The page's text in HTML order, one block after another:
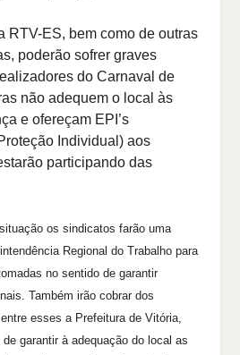
RTV-ES, bem como de outras
poderão sofrer graves
do Carnaval de
não adequem o local às
e ofereçam EPI’s
Individual) aos
participando das
os sindicatos farão uma
Regional do Trabalho para
no sentido de garantir
Também irão cobrar dos
esses a Prefeitura de Vitória,
garantir à adequação do local as